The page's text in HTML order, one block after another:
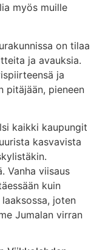
myös muille
on tilaa
ja avauksia.
ja
pitäjään, pieneen
kaikki kaupungit
kasvavista
Vanha viisaus
kuin
joten
Jumalan virran